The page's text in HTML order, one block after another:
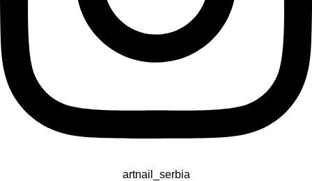
artnail_serbia